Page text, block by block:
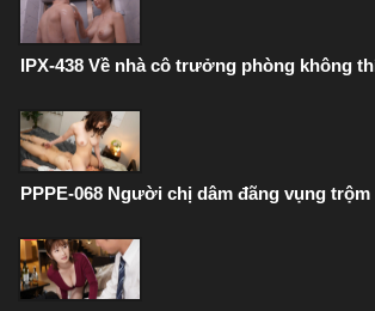
IPX-438 Về nhà cô trưởng phòng không
PPPE-068 Người chị dâm đãng vụng trộm